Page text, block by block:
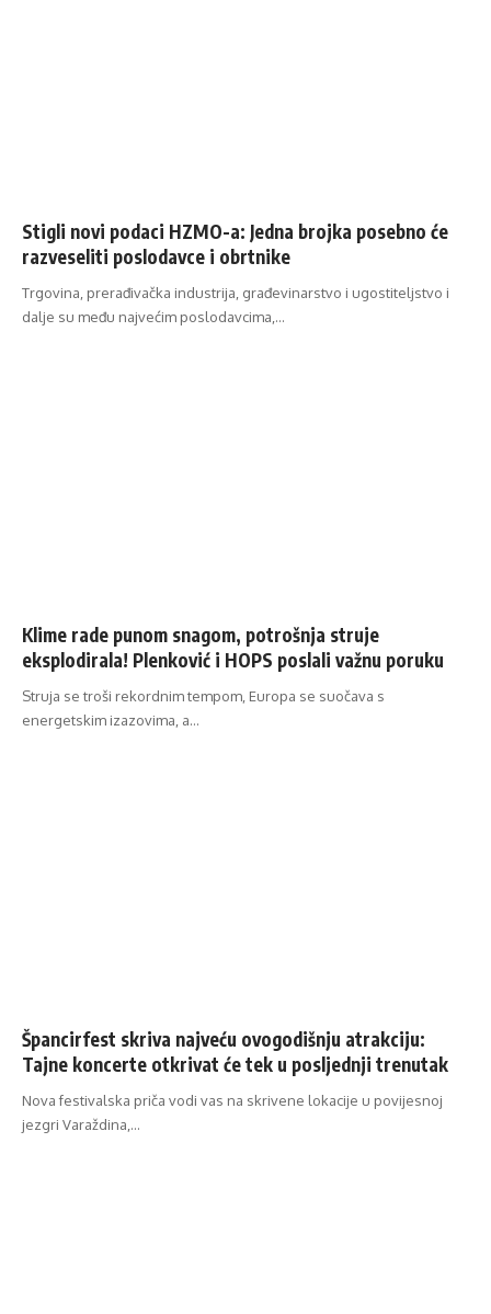
Stigli novi podaci HZMO-a: Jedna brojka posebno će
razveseliti poslodavce i obrtnike
Trgovina, prerađivačka industrija, građevinarstvo i ugostiteljstvo i
dalje su među najvećim poslodavcima,…
Klime rade punom snagom, potrošnja struje
eksplodirala! Plenković i HOPS poslali važnu poruku
Struja se troši rekordnim tempom, Europa se suočava s
energetskim izazovima, a…
Špancirfest skriva najveću ovogodišnju atrakciju:
Tajne koncerte otkrivat će tek u posljednji trenutak
Nova festivalska priča vodi vas na skrivene lokacije u povijesnoj
jezgri Varaždina,…